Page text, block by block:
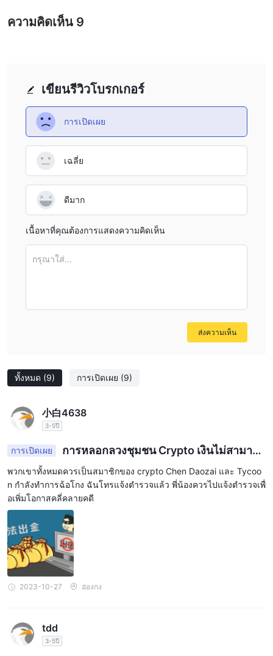
ทั้งหมด (9) การเปิดเผย (9)
小白4638
3-5ปี
การเปิดเผย
การหลอกลวงชุมชน Crypto เงินไม่สามารถ
ถอนออกได้
พวกเขาทั้งหมดควรเป็นสมาชิกของ crypto Chen Daozai และ Tycoo
n กำลังทำการฉ้อโกง ฉันโทรแจ้งตำรวจแล้ว พี่น้องควรไปแจ้งตำรวจเพื่
อเพิ่มโอกาสคลี่คลายคดี
2023-10-27 ฮ่องกง
tdd
3-5ปี
เขียนรีวิวโบรกเกอร์
การเปิดเผย
เฉลี่ย
ดีมาก
เนื้อหาที่คุณต้องการแสดงความคิดเห็น
กรุณาใส่...
ส่งความเห็น
ความคิดเห็น 9